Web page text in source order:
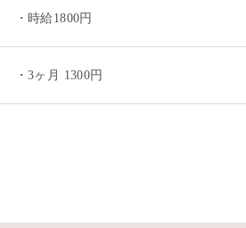
・時給1800円
・3ヶ月 1300円